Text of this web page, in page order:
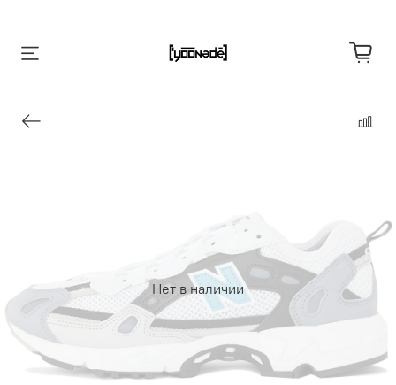
Нет в наличии